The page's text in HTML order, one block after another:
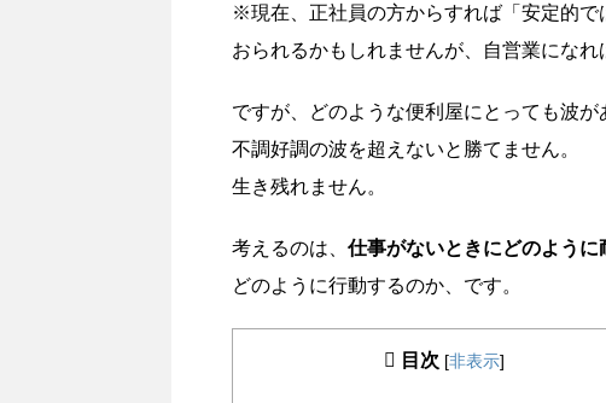
※現在、正社員の方からすれば「安定的で
おられるかもしれませんが、自営業になれ
ですが、どのような便利屋にとっても波が
不調好調の波を超えないと勝てません。
生き残れません。
考えるのは、 仕事がないときにどのように
どのように行動するのか、です。
目次 [非表示]